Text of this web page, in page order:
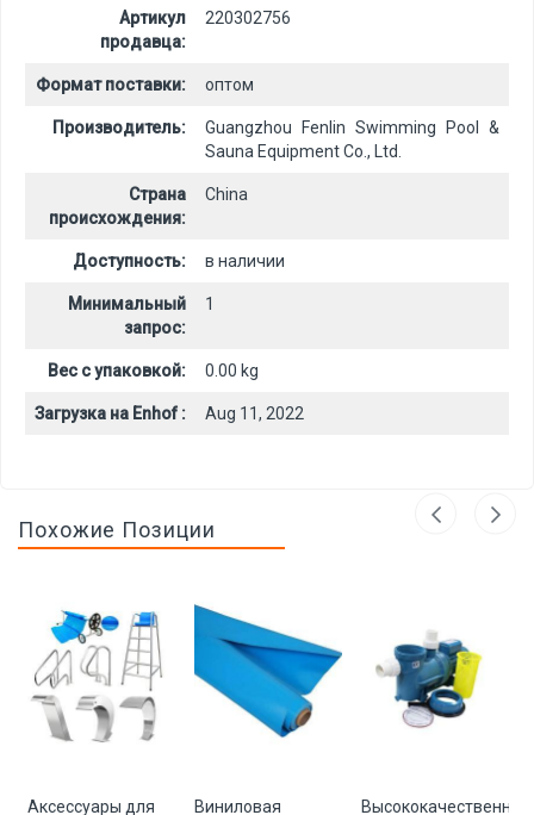
Артикул
продавца:
220302756
Формат поставки: оптом
Производитель:
Guangzhou Fenlin Swimming Pool &
Sauna Equipment Co., Ltd.
Страна
происхождения:
China
Доступность: в наличии
Минимальный
запрос:
1
Вес с упаковкой: 0.00 kg
Загрузка на Enhof : Aug 11, 2022
Похожие Позиции
Аксессуары для
Виниловая
Высококачественный